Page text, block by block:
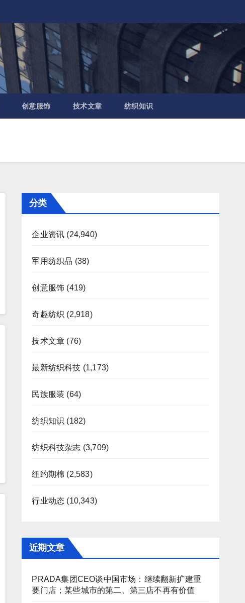
创意服饰 技术文章 纺织知识
分类
企业资讯 (24,940)
军用纺织品 (38)
创意服饰 (419)
奇趣纺织 (2,918)
技术文章 (76)
最新纺织科技 (1,173)
民族服装 (64)
纺织知识 (182)
纺织科技杂志 (3,709)
纽约期棉 (2,583)
行业动态 (10,343)
近期文章
PRADA集团CEO谈中国市场：继续翻新扩建重
要门店；某些城市的第二、第三店不再有价值